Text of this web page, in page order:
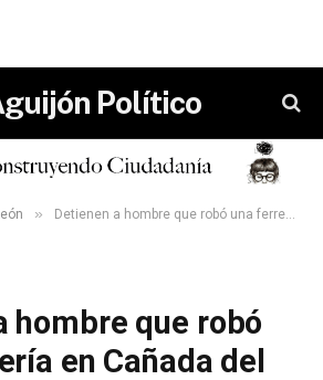
Político
» Detienen a hombre que robó una ferretería en Cañada del Refugio en León.
hombre que robó
en Cañada del